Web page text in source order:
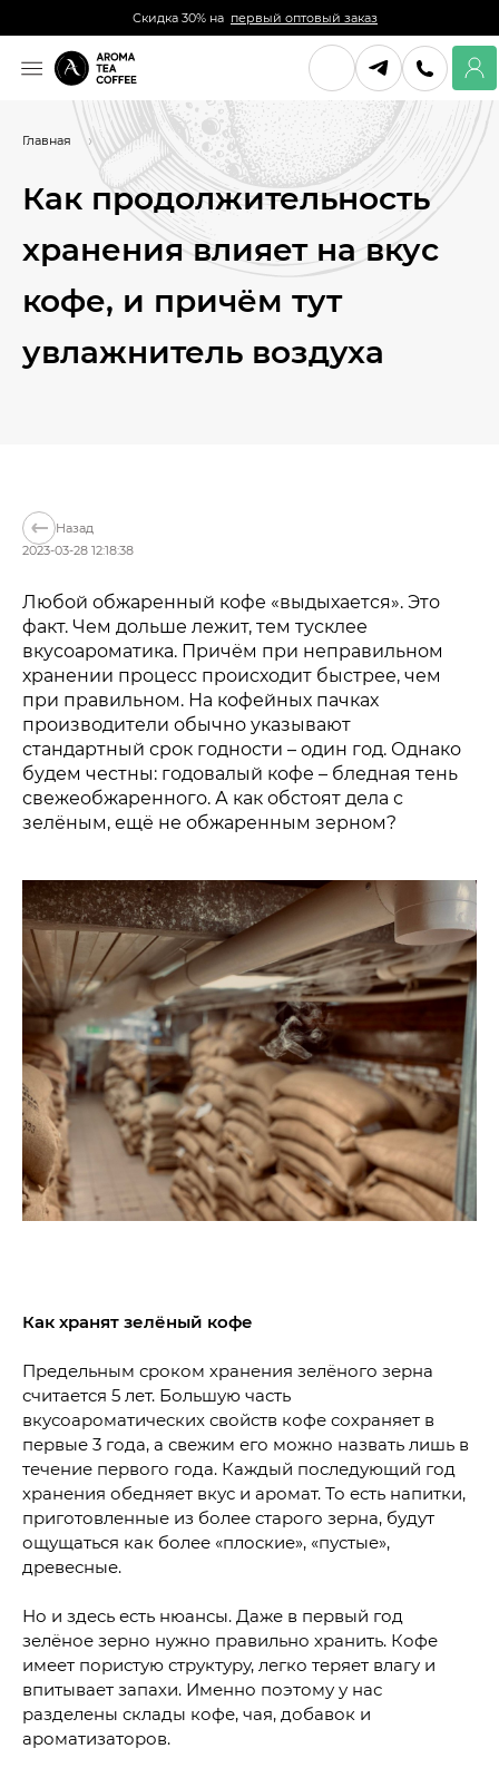
Скидка 30% на первый оптовый заказ
Главная
Как продолжительность
хранения влияет на вкус
кофе, и причём тут
увлажнитель воздуха
Назад
2023-03-28 12:18:38
Любой обжаренный кофе «выдыхается». Это
факт. Чем дольше лежит, тем тусклее
вкусоароматика. Причём при неправильном
хранении процесс происходит быстрее, чем
при правильном. На кофейных пачках
производители обычно указывают
стандартный срок годности – один год. Однако
будем честны: годовалый кофе – бледная тень
свежеобжаренного. А как обстоят дела с
зелёным, ещё не обжаренным зерном?
Как хранят зелёный кофе
Предельным сроком хранения зелёного зерна
считается 5 лет. Большую часть
вкусоароматических свойств кофе сохраняет в
первые 3 года, а свежим его можно назвать лишь в
течение первого года. Каждый последующий год
хранения обедняет вкус и аромат. То есть напитки,
приготовленные из более старого зерна, будут
ощущаться как более «плоские», «пустые»,
древесные.
Но и здесь есть нюансы. Даже в первый год
зелёное зерно нужно правильно хранить. Кофе
имеет пористую структуру, легко теряет влагу и
впитывает запахи. Именно поэтому у нас
разделены склады кофе, чая, добавок и
ароматизаторов.